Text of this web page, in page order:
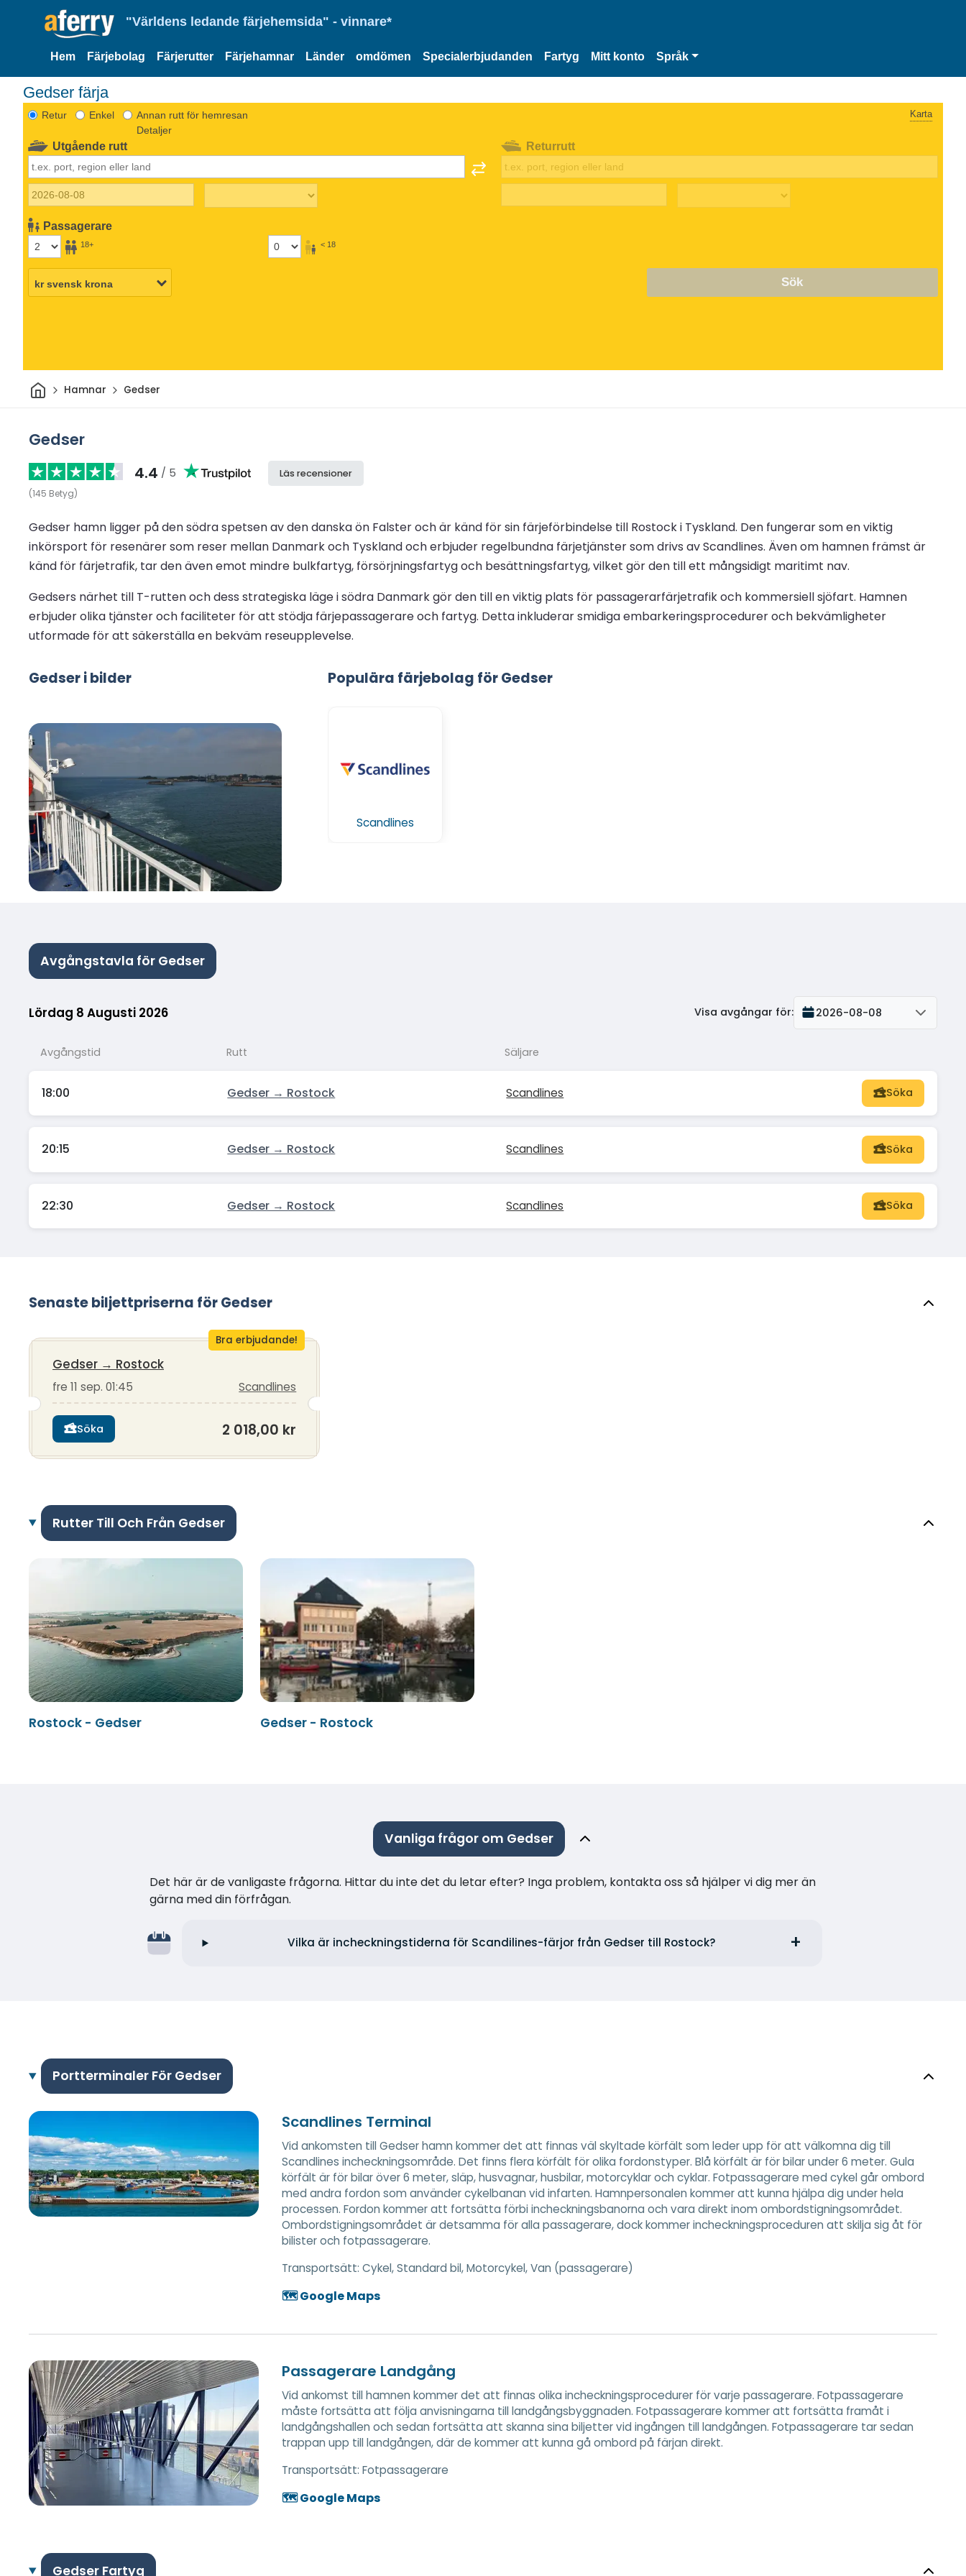
"Världens ledande färjehemsida" - vinnare*
Hem Färjebolag Färjerutter Färjehamnar Länder omdömen Specialerbjudanden Fartyg Mitt konto Språk
Gedser färja
Retur Enkel
Annan rutt för hemresan
Detaljer
Karta
Utgående rutt
Passagerare
18+ < 18
Returrutt
Sök
HemHamnar Gedser
Gedser
4.4 / 5
(145 Betyg)
Läs recensioner
Gedser hamn ligger på den södra spetsen av den danska ön Falster och är känd för sin färjeförbindelse till Rostock i Tyskland. Den fungerar som en viktig
inkörsport för resenärer som reser mellan Danmark och Tyskland och erbjuder regelbundna färjetjänster som drivs av Scandlines. Även om hamnen främst är
känd för färjetrafik, tar den även emot mindre bulkfartyg, försörjningsfartyg och besättningsfartyg, vilket gör den till ett mångsidigt maritimt nav.
Gedsers närhet till T-rutten och dess strategiska läge i södra Danmark gör den till en viktig plats för passagerarfärjetrafik och kommersiell sjöfart. Hamnen
erbjuder olika tjänster och faciliteter för att stödja färjepassagerare och fartyg. Detta inkluderar smidiga embarkeringsprocedurer och bekvämligheter
utformade för att säkerställa en bekväm reseupplevelse.
Gedser i bilder Populära färjebolag för Gedser
Scandlines
Avgångstavla för Gedser
Lördag 8 Augusti 2026 Visa avgångar för: 2026-08-08
Avgångstid Rutt Säljare
18:00 Gedser → Rostock Scandlines Söka
20:15 Gedser → Rostock Scandlines Söka
22:30 Gedser → Rostock Scandlines Söka
Senaste biljettpriserna för Gedser
Bra erbjudande!
Gedser → Rostock
fre 11 sep. 01:45 Scandlines
Söka 2 018,00 kr
Rutter Till Och Från Gedser
Rostock - Gedser Gedser - Rostock
Vanliga frågor om Gedser
Det här är de vanligaste frågorna. Hittar du inte det du letar efter? Inga problem, kontakta oss så hjälper vi dig mer än
gärna med din förfrågan.
Vilka är incheckningstiderna för Scandilines-färjor från Gedser till Rostock?
Portterminaler För Gedser
Scandlines Terminal
Vid ankomsten till Gedser hamn kommer det att finnas väl skyltade körfält som leder upp för att välkomna dig till
Scandlines incheckningsområde. Det finns flera körfält för olika fordonstyper. Blå körfält är för bilar under 6 meter. Gula
körfält är för bilar över 6 meter, släp, husvagnar, husbilar, motorcyklar och cyklar. Fotpassagerare med cykel går ombord
med andra fordon som använder cykelbanan vid infarten. Hamnpersonalen kommer att kunna hjälpa dig under hela
processen. Fordon kommer att fortsätta förbi incheckningsbanorna och vara direkt inom ombordstigningsområdet.
Ombordstigningsområdet är detsamma för alla passagerare, dock kommer incheckningsproceduren att skilja sig åt för
bilister och fotpassagerare.
Transportsätt: Cykel, Standard bil, Motorcykel, Van (passagerare)
🗺️ Google Maps
Passagerare Landgång
Vid ankomst till hamnen kommer det att finnas olika incheckningsprocedurer för varje passagerare. Fotpassagerare
måste fortsätta att följa anvisningarna till landgångsbyggnaden. Fotpassagerare kommer att fortsätta framåt i
landgångshallen och sedan fortsätta att skanna sina biljetter vid ingången till landgången. Fotpassagerare tar sedan
trappan upp till landgången, där de kommer att kunna gå ombord på färjan direkt.
Transportsätt: Fotpassagerare
🗺️ Google Maps
Gedser Fartyg